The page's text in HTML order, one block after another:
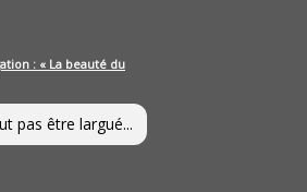
: « La beauté du
pas être largué...